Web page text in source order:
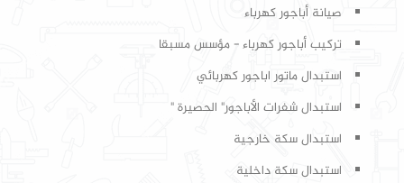
صيانة أباجور كهرباء
تركيب أباجور كهرباء - مؤسس مسبقا
استبدال ماتور اباجور كهربائي
استبدال شفرات الأباجور" الحصيرة "
استبدال سكة خارجية
استبدال سكة داخلية